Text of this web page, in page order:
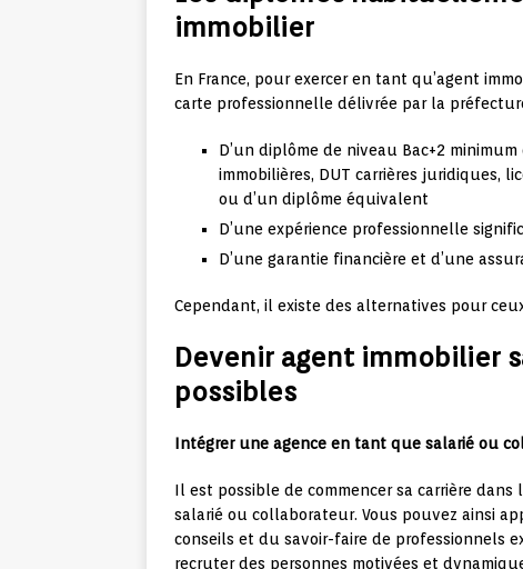
immobilier
En France, pour exercer en tant qu’agent
carte professionnelle délivrée par la
D’un diplôme de niveau Bac+2
immobilières, DUT carrières juridiques,
ou d’un diplôme équivalent
D’une expérience professionnelle
D’une garantie financière et d’une
Cependant, il existe des alternatives pour
Devenir agent immobilier
possibles
Intégrer une agence en tant que salarié ou
Il est possible de commencer sa carrière
salarié ou collaborateur. Vous pouvez ainsi
conseils et du savoir-faire de professionnels
recruter des personnes motivées et